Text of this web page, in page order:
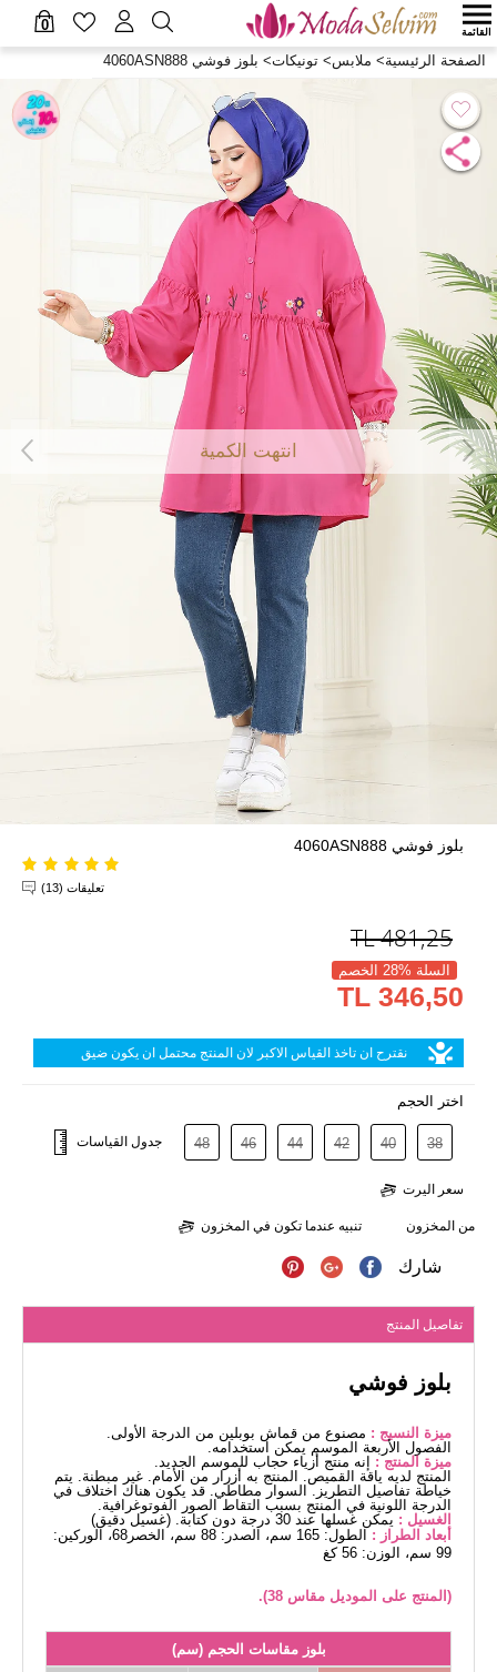
0 القائمة
الصفحة الرئيسية> ملابس> تونيكات> بلوز فوشي 4060ASN888
انتهت الكمية
بلوز فوشي 4060ASN888
تعليقات (13)
481,25
TL
السلة %28 الخصم
346,50 TL
نقترح ان تاخذ القياس الاكبر لان المنتج محتمل ان يكون ضيق
اختر الحجم
38
40
42
44
46
48 جدول القياسات
سعر اليرت
من المخزون تنبيه عندما تكون في المخزون
شارك
تفاصيل المنتج
بلوز فوشي
ميزة النسيج : مصنوع من قماش بوبلين من الدرجة الأولى.
الفصول الأربعة الموسم يمكن استخدامه.
ميزة المنتج : إنه منتج أزياء حجاب للموسم الجديد.
المنتج لديه ياقة القميص. المنتج به أزرار من الأمام. غير مبطنة. يتم
خياطة تفاصيل التطريز. السوار مطاطي. قد يكون هناك اختلاف في
الدرجة اللونية في المنتج بسبب التقاط الصور الفوتوغرافية.
الغسيل : يمكن غسلها عند 30 درجة دون كتابة. (غسيل دقيق)
أبعاد الطراز :
الطول: 165 سم، الصدر: 88 سم، الخصر68، الوركين:
99 سم، الوزن: 56 كغ
(المنتج على الموديل مقاس 38).
بلوز مقاسات الحجم (سم)